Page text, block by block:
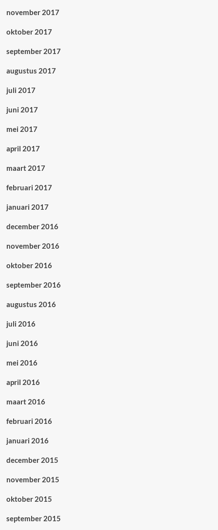
november 2017
oktober 2017
september 2017
augustus 2017
juli 2017
juni 2017
mei 2017
april 2017
maart 2017
februari 2017
januari 2017
december 2016
november 2016
oktober 2016
september 2016
augustus 2016
juli 2016
juni 2016
mei 2016
april 2016
maart 2016
februari 2016
januari 2016
december 2015
november 2015
oktober 2015
september 2015